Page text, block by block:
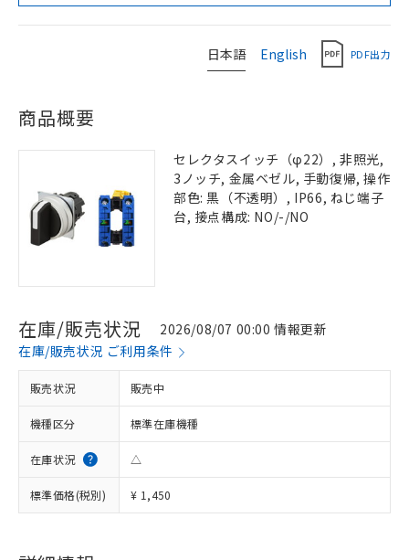
日本語 English PDF出力
商品概要
セレクタスイッチ（φ22）, 非照光,
3ノッチ, 金属ベゼル, 手動復帰, 操作
部色: 黒（不透明）, IP66, ねじ端子
台, 接点構成: NO/-/NO
在庫/販売状況
2026/08/07 00:00 情報更新
在庫/販売状況 ご利用条件
販売状況 販売中
機種区分 標準在庫機種
在庫状況 △
標準価格(税別) ¥ 1,450